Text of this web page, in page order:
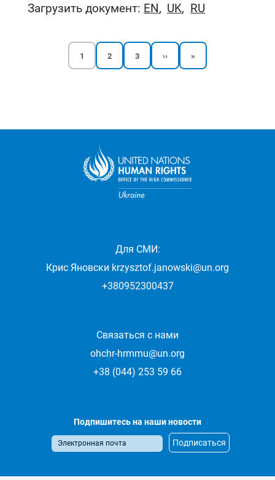
Загрузить документ: EN UK RU
Текущая
страница
1 Reports
page
2 Reports
page
3 Следующая
страница
›› Последняя
страница
»
Для СМИ:
Крис Яновски krzysztof.janowski@un.org
+380952300437
Связаться с нами
ohchr-hrmmu@un.org
+38 (044) 253 59 66
Подпишитесь на наши новости